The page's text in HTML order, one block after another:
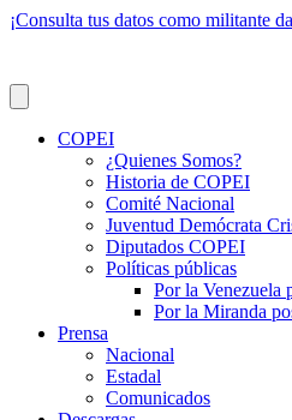
¡Consulta tus datos como militante
COPEI
¿Quienes Somos?
Historia de COPEI
Comité Nacional
Juventud Demócrata
Diputados COPEI
Políticas públicas
Por la Venezuela
Por la Miranda
Prensa
Nacional
Estadal
Comunicados